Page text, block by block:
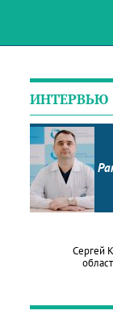
ИНТЕРВЬЮ
Сергей